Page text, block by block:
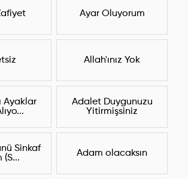
Ayar Oluyorum
Allah'ınız Yok
Ayaklar
Adalet Duygunuzu
Yitirmişsiniz
Sinkaf
(S...
Adam olacaksın